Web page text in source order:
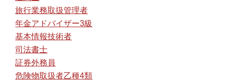
旅行業務取扱管理者
年金アドバイザー3級
基本情報技術者
司法書士
証券外務員
危険物取扱者乙種4類